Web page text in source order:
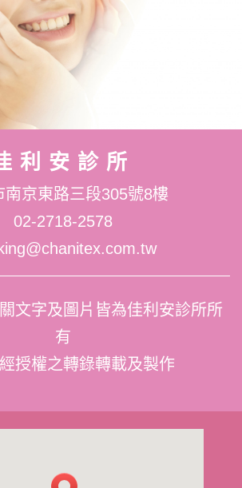
利安診所
南京東路三段305號8樓
02-2718-2578
文字及圖片皆為佳利安診所所
有
授權之轉錄轉載及製作